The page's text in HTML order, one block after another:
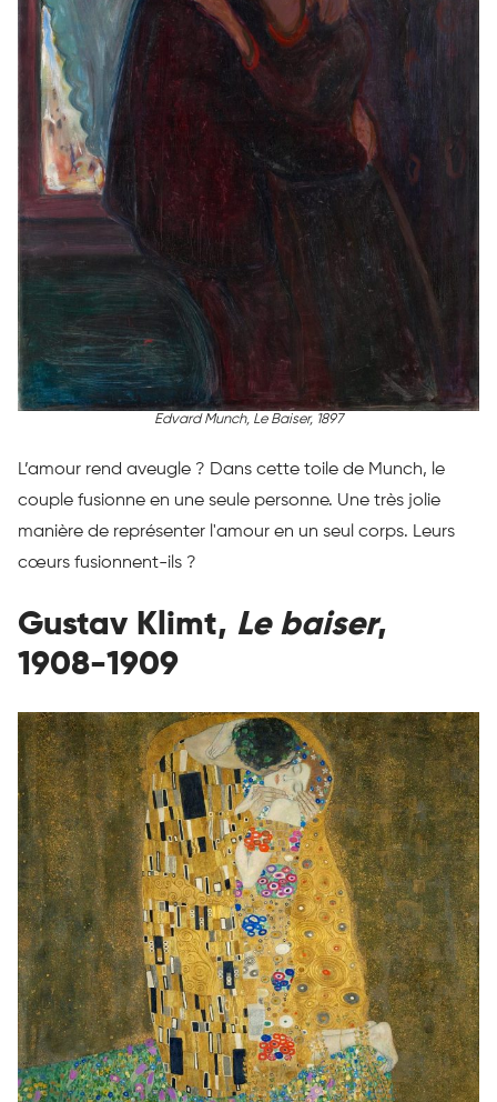
Edvard Munch, Le Baiser, 1897
L’amour rend aveugle ? Dans cette toile de Munch, le
couple fusionne en une seule personne. Une très jolie
manière de représenter l'amour en un seul corps. Leurs
cœurs fusionnent-ils ?
Gustav Klimt, Le baiser,
1908-1909